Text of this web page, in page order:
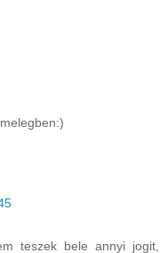
teszek bele annyi jogit,